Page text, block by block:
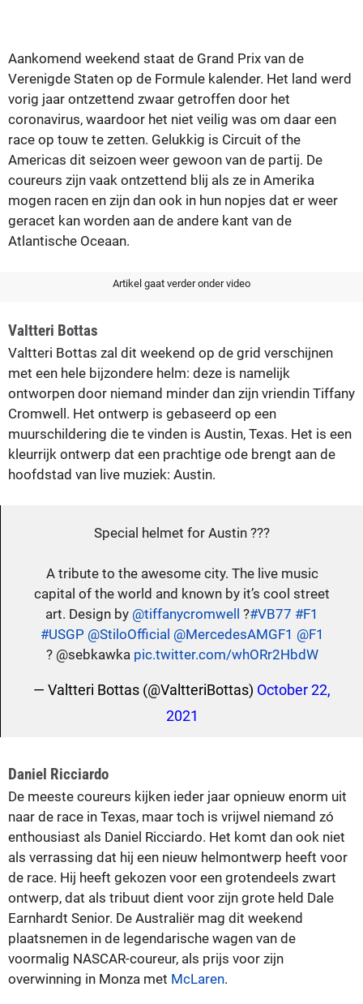
Aankomend weekend staat de Grand Prix van de
Verenigde Staten op de Formule kalender. Het land werd
vorig jaar ontzettend zwaar getroffen door het
coronavirus, waardoor het niet veilig was om daar een
race op touw te zetten. Gelukkig is Circuit of the
Americas dit seizoen weer gewoon van de partij. De
coureurs zijn vaak ontzettend blij als ze in Amerika
mogen racen en zijn dan ook in hun nopjes dat er weer
geracet kan worden aan de andere kant van de
Atlantische Oceaan.
Artikel gaat verder onder video
Valtteri Bottas
Valtteri Bottas zal dit weekend op de grid verschijnen
met een hele bijzondere helm: deze is namelijk
ontworpen door niemand minder dan zijn vriendin Tiffany
Cromwell. Het ontwerp is gebaseerd op een
muurschildering die te vinden is Austin, Texas. Het is een
kleurrijk ontwerp dat een prachtige ode brengt aan de
hoofdstad van live muziek: Austin.
Special helmet for Austin ???
A tribute to the awesome city. The live music
capital of the world and known by it’s cool street
art. Design by @tiffanycromwell ?#VB77 #F1
#USGP @StiloOfficial @MercedesAMGF1 @F1
? @sebkawka pic.twitter.com/whORr2HbdW
— Valtteri Bottas (@ValtteriBottas) October 22,
2021
Daniel Ricciardo
De meeste coureurs kijken ieder jaar opnieuw enorm uit
naar de race in Texas, maar toch is vrijwel niemand zó
enthousiast als Daniel Ricciardo. Het komt dan ook niet
als verrassing dat hij een nieuw helmontwerp heeft voor
de race. Hij heeft gekozen voor een grotendeels zwart
ontwerp, dat als tribuut dient voor zijn grote held Dale
Earnhardt Senior. De Australiër mag dit weekend
plaatsnemen in de legendarische wagen van de
voormalig NASCAR-coureur, als prijs voor zijn
overwinning in Monza met McLaren.